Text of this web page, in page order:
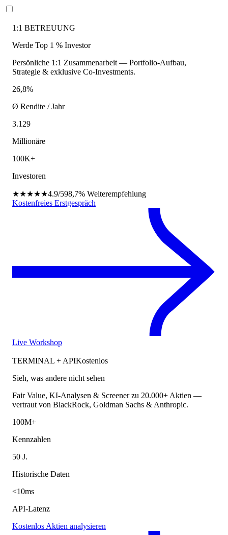
1:1 BETREUUNG
Werde Top 1 % Investor
Persönliche 1:1 Zusammenarbeit — Portfolio-Aufbau,
Strategie & exklusive Co-Investments.
26,8%
Ø Rendite / Jahr
3.129
Millionäre
100K+
Investoren
★★★★★4.9/598,7% Weiterempfehlung
Kostenfreies Erstgespräch
Live Workshop
TERMINAL + APIKostenlos
Sieh, was andere nicht sehen
Fair Value, KI-Analysen & Screener zu 20.000+ Aktien —
vertraut von BlackRock, Goldman Sachs & Anthropic.
100M+
Kennzahlen
50 J.
Historische Daten
<10ms
API-Latenz
Kostenlos Aktien analysieren